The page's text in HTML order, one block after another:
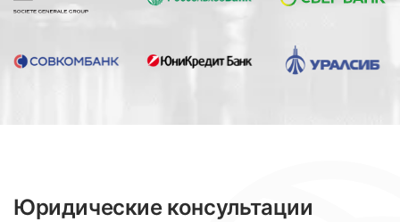
Юридические консультации